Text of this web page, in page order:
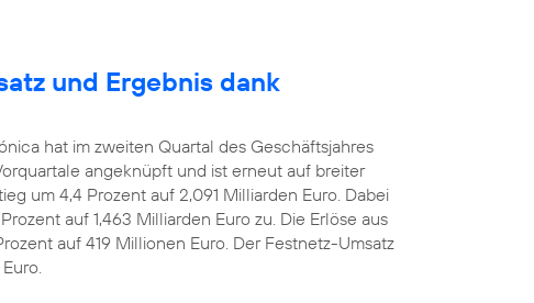
und Ergebnis dank
hat im zweiten Quartal des Geschäftsjahres
angeknüpft und ist erneut auf breiter
um 4,4 Prozent auf 2,091 Milliarden Euro. Dabei
auf 1,463 Milliarden Euro zu. Die Erlöse aus
auf 419 Millionen Euro. Der Festnetz-Umsatz